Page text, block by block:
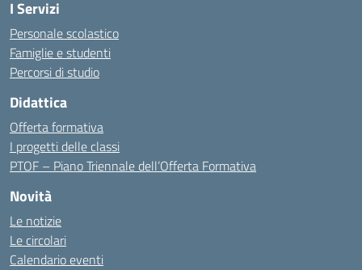
I Servizi
Personale scolastico
Famiglie e studenti
Percorsi di studio
Didattica
Offerta formativa
I progetti delle classi
PTOF – Piano Triennale dell’Offerta Formativa
Novità
Le notizie
Le circolari
Calendario eventi